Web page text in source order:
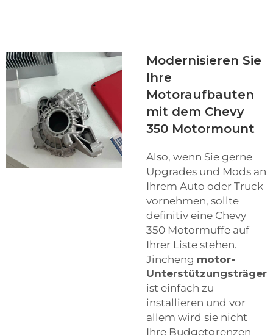
Modernisieren Sie
Ihre
Motoraufbauten
mit dem Chevy
350 Motormount
Also, wenn Sie gerne
Upgrades und Mods an
Ihrem Auto oder Truck
vornehmen, sollte
definitiv eine Chevy
350 Motormuffe auf
Ihrer Liste stehen.
Jincheng motor-
Unterstützungsträger
ist einfach zu
installieren und vor
allem wird sie nicht
Ihre Budgetgrenzen